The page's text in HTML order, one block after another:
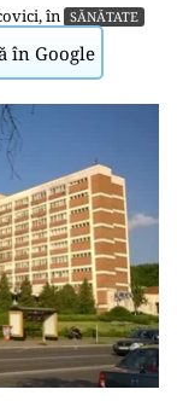
, în SĂNĂTATE
în Google